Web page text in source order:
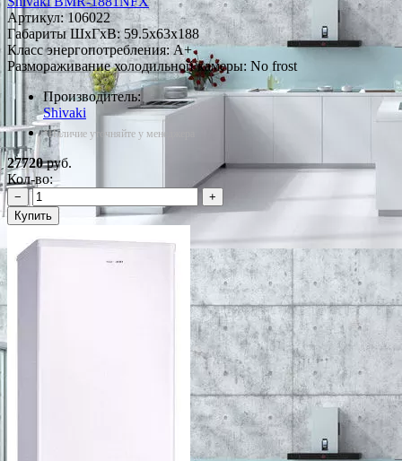
Артикул:106022
Габариты ШxГxВ: 59.5x63x188
Класс энергопотребления: A+
Размораживание холодильной камеры: No frost
Производитель:
Shivaki
*Наличие уточняйте у менеджера
27720руб.
Кол-во:
−
+
Купить